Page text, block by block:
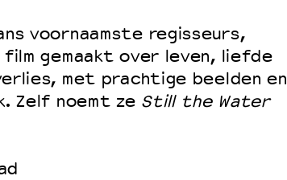
voornaamste regisseurs,
gemaakt over leven, liefde
met prachtige beelden en
Zelf noemt ze Still the Water